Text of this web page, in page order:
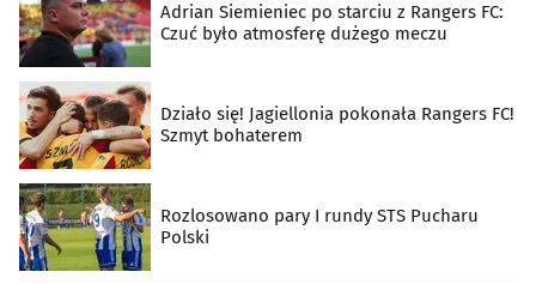
Adrian Siemieniec po starciu z Rangers FC:
Czuć było atmosferę dużego meczu
Działo się! Jagiellonia pokonała Rangers FC!
Szmyt bohaterem
Rozlosowano pary I rundy STS Pucharu
Polski